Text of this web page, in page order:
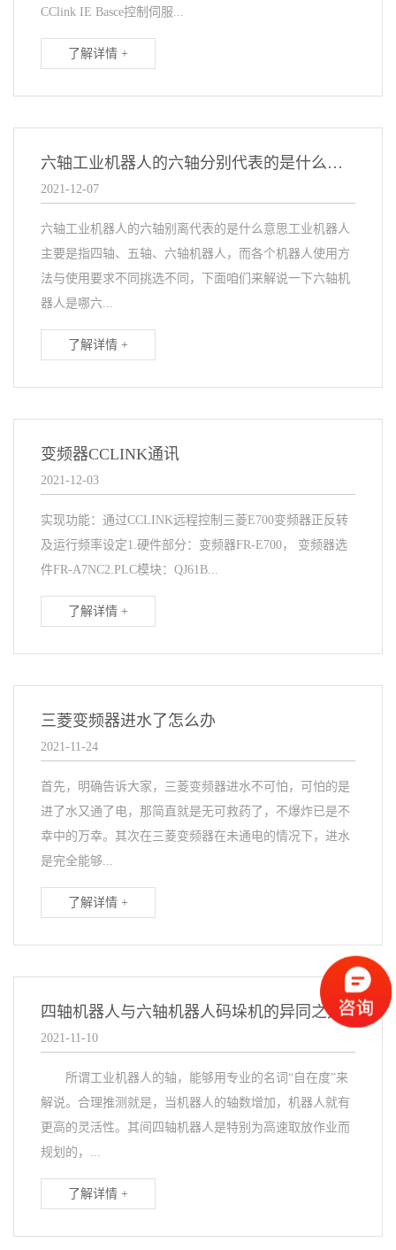
CClink IE Basce控制伺服...
了解详情 +
六轴工业机器人的六轴分别代表的是什么意思
2021-12-07
六轴工业机器人的六轴别离代表的是什么意思工业机器人
主要是指四轴、五轴、六轴机器人，而各个机器人使用方
法与使用要求不同挑选不同，下面咱们来解说一下六轴机
器人是哪六...
了解详情 +
变频器CCLINK通讯
2021-12-03
实现功能：通过CCLINK远程控制三菱E700变频器正反转
及运行频率设定1.硬件部分：变频器FR-E700， 变频器选
件FR-A7NC2.PLC模块：QJ61B...
了解详情 +
三菱变频器进水了怎么办
2021-11-24
首先，明确告诉大家，三菱变频器进水不可怕，可怕的是
进了水又通了电，那简直就是无可救药了，不爆炸已是不
幸中的万幸。其次在三菱变频器在未通电的情况下，进水
是完全能够...
了解详情 +
四轴机器人与六轴机器人码垛机的异同之处
2021-11-10
所谓工业机器人的轴，能够用专业的名词“自在度”来
解说。合理推测就是，当机器人的轴数增加，机器人就有
更高的灵活性。其间四轴机器人是特别为高速取放作业而
规划的，...
了解详情 +